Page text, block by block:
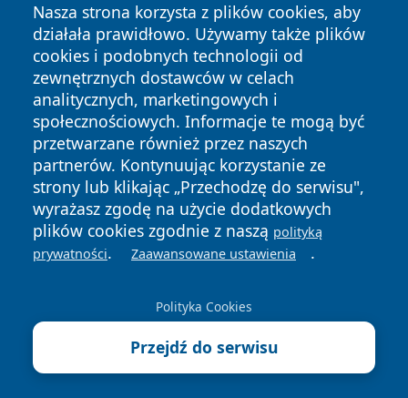
Nasza strona korzysta z plików cookies, aby
działała prawidłowo. Używamy także plików
cookies i podobnych technologii od
zewnętrznych dostawców w celach
analitycznych, marketingowych i
społecznościowych. Informacje te mogą być
przetwarzane również przez naszych
partnerów. Kontynuując korzystanie ze
strony lub klikając „Przechodzę do serwisu",
wyrażasz zgodę na użycie dodatkowych
plików cookies zgodnie z naszą polityką
prywatności. Zaawansowane ustawienia .
Polityka Cookies
Przejdź do serwisu
Copyright © 2026 24slupsk.pl Wszystkie prawa zastrzeżone.
News Autorzy
Polityka
Prywatności
Polityka
Cookies